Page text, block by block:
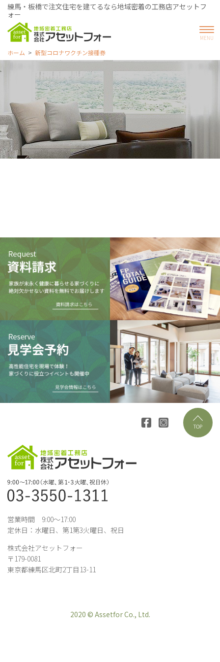
練馬・板橋で注文住宅を建てるなら地域密着の工務店アセットフ
ォー
ホーム 新型コロナワクチン接種券
営業時間 9:00～17:00
定休日：水曜日、第1第3火曜日、祝日
株式会社アセットフォー
〒179-0081
東京都練馬区北町2丁目13-11
2020 © Assetfor Co., Ltd.